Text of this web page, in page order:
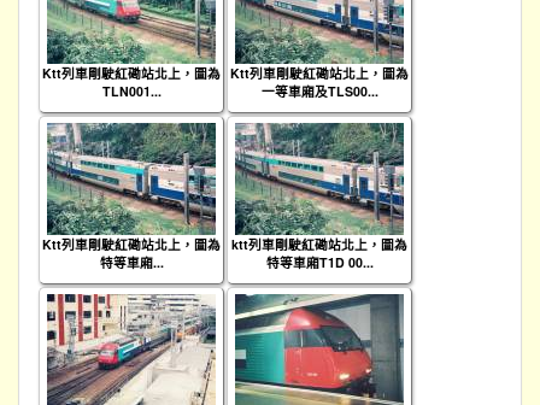
Ktt列車剛駛紅磡站北上，圖為
TLN001...
Ktt列車剛駛紅磡站北上，圖為
一等車廂及TLS00...
Ktt列車剛駛紅磡站北上，圖為
特等車廂...
ktt列車剛駛紅磡站北上，圖為
特等車廂T1D 00...